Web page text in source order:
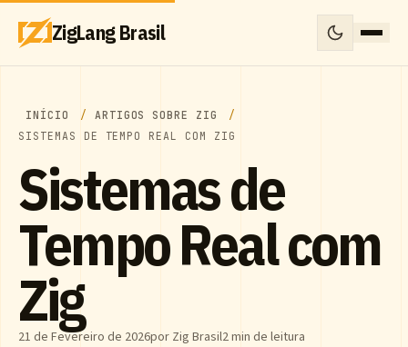
ZigLang Brasil
INÍCIO
ARTIGOS SOBRE ZIG
SISTEMAS DE TEMPO REAL COM ZIG
Sistemas de
Tempo Real com
Zig
21 de Fevereiro de 2026por Zig Brasil2 min de leitura